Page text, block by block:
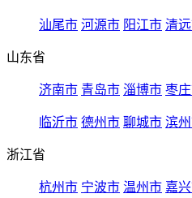
汕尾市 河源市 阳江市 清
山东省
济南市 青岛市 淄博市 枣
临沂市 德州市 聊城市 滨
浙江省
杭州市 宁波市 温州市 嘉